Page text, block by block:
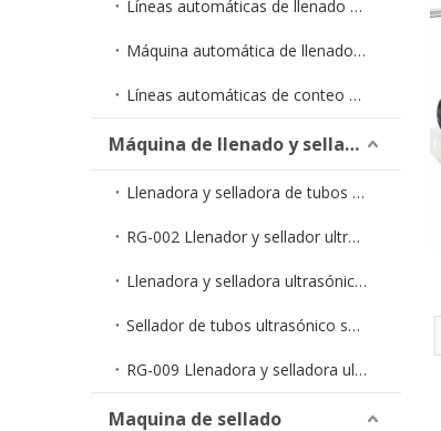
Líneas automáticas de llenado de líquidos
Máquina automática de llenado y tapado YTSP
Líneas automáticas de conteo de cápsulas
Máquina de llenado y sellado de tubos
Llenadora y selladora de tubos en tiras monodosis RG-005
RG-002 Llenador y sellador ultrasónico económico para tubos
Llenadora y selladora ultrasónica semiautomática de tubos RG-006
Sellador de tubos ultrasónico semiautomático RG-007
RG-009 Llenadora y selladora ultrasónica de tubos totalmente automática
Maquina de sellado